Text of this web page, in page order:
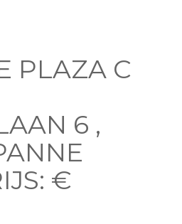
PLAZA C
6 ,
€